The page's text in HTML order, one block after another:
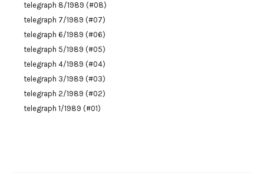
telegraph 8/1989 (#08)
telegraph 7/1989 (#07)
telegraph 6/1989 (#06)
telegraph 5/1989 (#05)
telegraph 4/1989 (#04)
telegraph 3/1989 (#03)
telegraph 2/1989 (#02)
telegraph 1/1989 (#01)